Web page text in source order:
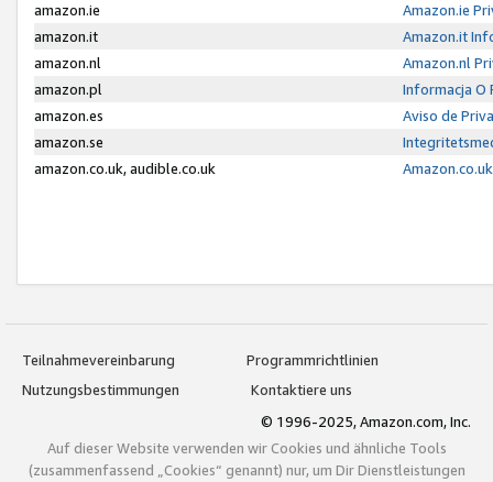
amazon.ie
Amazon.ie
amazon.it
Amazon.it
amazon.nl
Amazon.nl
amazon.pl
Informacja O
amazon.es
Aviso de
amazon.se
amazon.co.uk, audible.co.uk
Teilnahmevereinbarung
Programmrichtlinien
Nutzungsbestimmungen
Kontaktiere uns
© 1996-2025, Amazon.com, Inc.
Auf dieser Website verwenden wir Cookies und ähnliche Tools
(zusammenfassend „Cookies“ genannt) nur, um Dir Dienstleistungen